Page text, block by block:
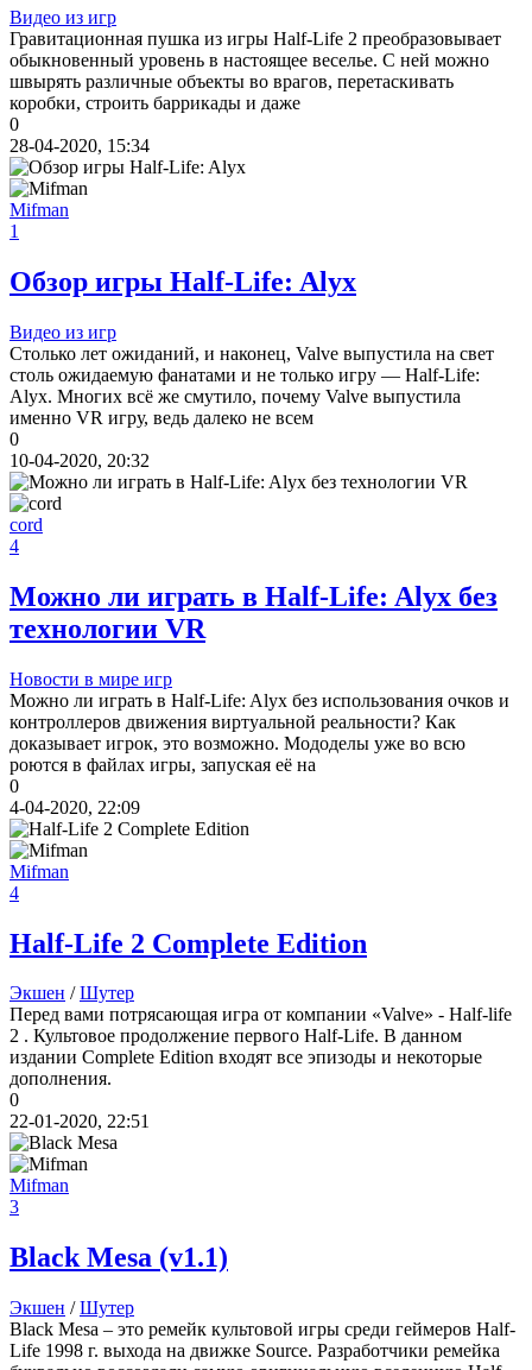
Видео из игр
Гравитационная пушка из игры Half-Life 2 преобразовывает
обыкновенный уровень в настоящее веселье. С ней можно
швырять различные объекты во врагов, перетаскивать
коробки, строить баррикады и даже
0
28-04-2020, 15:34
Mifman
1
Обзор игры Half-Life: Alyx
Видео из игр
Столько лет ожиданий, и наконец, Valve выпустила на свет
столь ожидаемую фанатами и не только игру — Half-Life:
Alyx. Многих всё же смутило, почему Valve выпустила
именно VR игру, ведь далеко не всем
0
10-04-2020, 20:32
cord
4
Можно ли играть в Half-Life: Alyx без
технологии VR
Новости в мире игр
Можно ли играть в Half-Life: Alyx без использования очков и
контроллеров движения виртуальной реальности? Как
доказывает игрок, это возможно. Мододелы уже во всю
роются в файлах игры, запуская её на
0
4-04-2020, 22:09
Mifman
4
Half-Life 2 Complete Edition
Экшен /Шутер
Перед вами потрясающая игра от компании «Valve» - Half-life
2 . Культовое продолжение первого Half-Life. В данном
издании Complete Edition входят все эпизоды и некоторые
дополнения.
0
22-01-2020, 22:51
Mifman
3
Black Mesa (v1.1)
Экшен /Шутер
Black Mesa – это ремейк культовой игры среди геймеров Half-
Life 1998 г. выхода на движке Source. Разработчики ремейка